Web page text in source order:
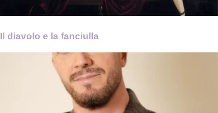
Il diavolo e la fanciulla